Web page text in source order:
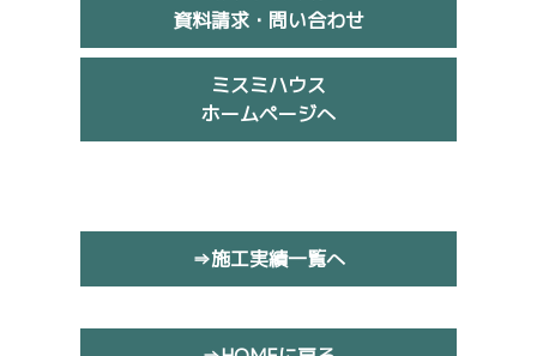
資料請求・問い合わせ
ミスミハウス
ホームページへ
⇒施工実績一覧へ